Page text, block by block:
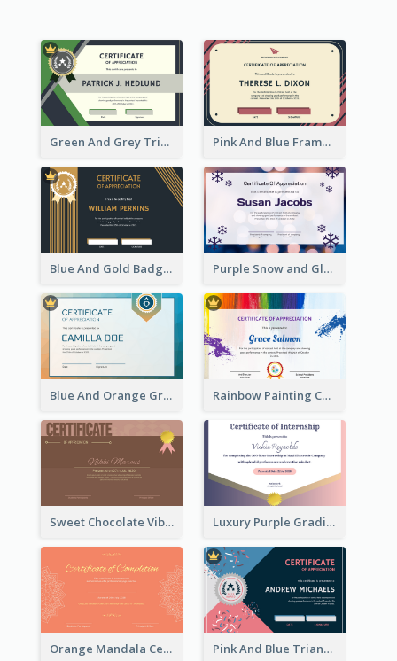
Green And Grey Triangles With Badge Certificate Pink And Blue Frame Company Certificate
Blue And Gold Badge Appreciation Certificate Purple Snow and Glow Winter Certificate
Blue And Orange Gradient Certificate Rainbow Painting Certificate
Sweet Chocolate Vibe With Gold Badge Simple Certificate Design Luxury Purple Gradient Certificate Design For Recommendation
Orange Mandala Certificate Of Completion Pink And Blue Triangles Confetti Celebration Certificate